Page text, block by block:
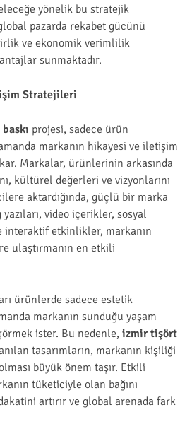
yönelik bu stratejik
pazarda rekabet gücünü
ve ekonomik verimlilik
sunmaktadır.
Stratejileri
projesi, sadece ürün
markanın hikayesi ve iletişim
Markalar, ürünlerinin arkasında
kültürel değerleri ve vizyonlarını
aktardığında, güçlü bir marka
video içerikler, sosyal
interaktif etkinlikler, markanın
ulaştırmanın en etkili
ürünlerde sadece estetik
markanın sunduğu yaşam
ister. Bu nedenle, izmir tişört
tasarımların, markanın kişiliği
büyük önem taşır. Etkili
tüketiciyle olan bağını
artırır ve global arenada fark